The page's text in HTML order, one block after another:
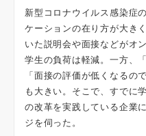
新型コロナウイルス感染症
ケーションの在り方が大き
いた説明会や面接などがオ
学生の負荷は軽減。一方、
「面接の評価が低くなるの
も大きい。そこで、すでに
の改革を実践している企業
ジを伺った。